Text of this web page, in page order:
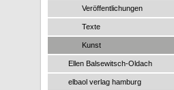
Veröffentlichungen
Texte
Kunst
Ellen Balsewitsch-Oldach
elbaol verlag hamburg